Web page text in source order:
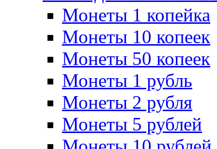
Монеты 1 копейка
Монеты 10 копеек
Монеты 50 копеек
Монеты 1 рубль
Монеты 2 рубля
Монеты 5 рублей